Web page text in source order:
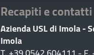
Recapiti e contatti
Azienda USL di Imola -
Imola